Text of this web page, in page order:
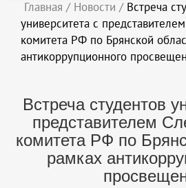
Главная / Новости / Встреча
университета с
комитета РФ по Брянской
антикоррупционного
Встреча студентов
представителем
комитета РФ по
рамках